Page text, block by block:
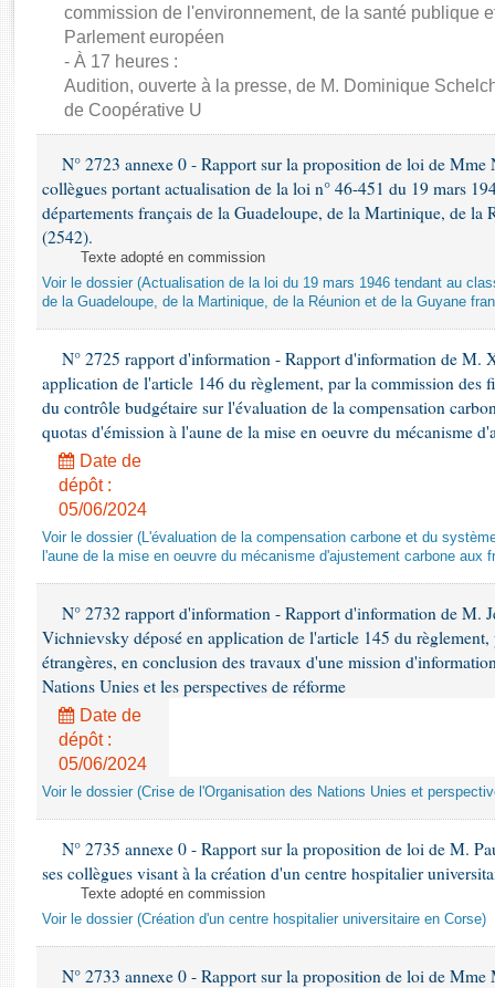
Rapports d'enquête
Rapports législatifs
Rapports sur l'application des lois
Baromètre de l’application des lois
Budget et sécurité sociale
Questions écrites et orales
Comptes rendus des débats
commission de l'environnement, de la santé publique
Parlement européen
- À 17 heures :
Audition, ouverte à la presse, de M. Dominique
de Coopérative U
N° 2723 annexe 0 - Rapport sur la proposition de loi de Mme
collègues portant actualisation de la loi n° 46-451 du 19 mars
départements français de la Guadeloupe, de la Martinique, de la
(2542).
Texte adopté en commission
Voir le dossier (Actualisation de la loi du 19 mars 1946 tendant au
de la Guadeloupe, de la Martinique, de la Réunion et de la Guyane
N° 2725 rapport d'information - Rapport d'information de M.
application de l'article 146 du règlement, par la commission des
du contrôle budgétaire sur l'évaluation de la compensation
quotas d'émission à l'aune de la mise en oeuvre du mécanisme
Date de
dépôt :
05/06/2024
Voir le dossier (L'évaluation de la compensation carbone et du
l'aune de la mise en oeuvre du mécanisme d'ajustement carbone aux
N° 2732 rapport d'information - Rapport d'information de M.
Vichnievsky déposé en application de l'article 145 du règlement,
étrangères, en conclusion des travaux d'une mission
Nations Unies et les perspectives de réforme
Date de
dépôt :
05/06/2024
Voir le dossier (Crise de l'Organisation des Nations Unies et
N° 2735 annexe 0 - Rapport sur la proposition de loi de M.
ses collègues visant à la création d'un centre hospitalier
Texte adopté en commission
Voir le dossier (Création d'un centre hospitalier universitaire en Corse)
N° 2733 annexe 0 - Rapport sur la proposition de loi de Mme